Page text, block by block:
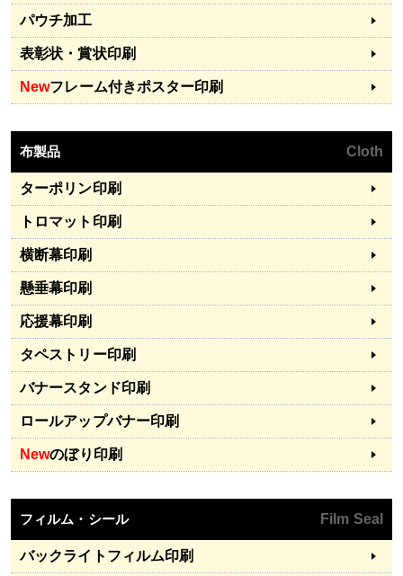
パウチ加工
表彰状・賞状印刷
Newフレーム付きポスター印刷
布製品 Cloth
ターポリン印刷
トロマット印刷
横断幕印刷
懸垂幕印刷
応援幕印刷
タペストリー印刷
バナースタンド印刷
ロールアップバナー印刷
Newのぼり印刷
フィルム・シール Film Seal
バックライトフィルム印刷